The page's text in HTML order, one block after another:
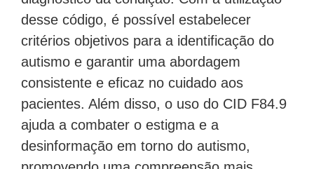
desse código, é possível estabelecer
critérios objetivos para a identificação do
autismo e garantir uma abordagem
consistente e eficaz no cuidado aos
pacientes. Além disso, o uso do CID F84.9
ajuda a combater o estigma e a
desinformação em torno do autismo,